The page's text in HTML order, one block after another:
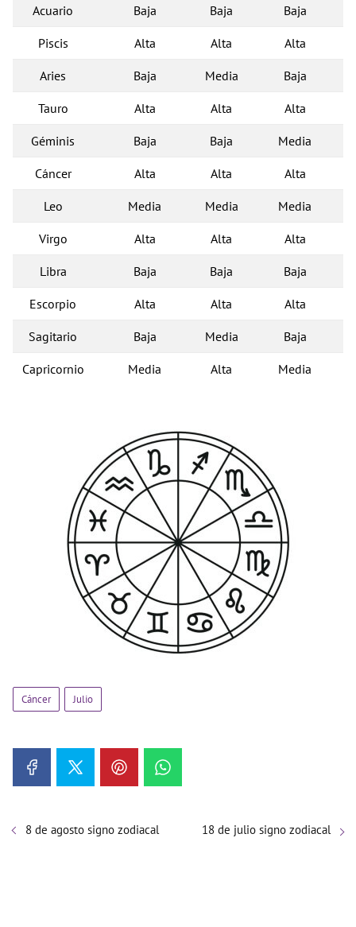
Acuario Baja Baja Baja
Piscis Alta Alta Alta
Aries Baja Media Baja
Tauro Alta Alta Alta
Géminis Baja Baja Media
Cáncer Alta Alta Alta
Leo Media Media Media
Virgo Alta Alta Alta
Libra Baja Baja Baja
Escorpio Alta Alta Alta
Sagitario Baja Media Baja
Capricornio Media Alta Media
Cáncer Julio
8 de agosto signo zodiacal 18 de julio signo zodiacal